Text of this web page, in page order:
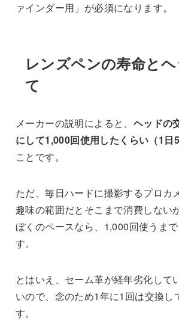
ァインダー用」が必須になります。
レンズペンの寿命と
て
メーカーの説明によると、 ヘッドの
にして1,000回使用したくらい（1日5
ことです。
ただ、毎日ハードに撮影するプロカ
趣味の範囲だとそこまで消費しない
ぼくのペースなら、1,000回使うま
す。
とはいえ、セーム革が経年劣化して
いので、念のため1年に1回は交換し
す。